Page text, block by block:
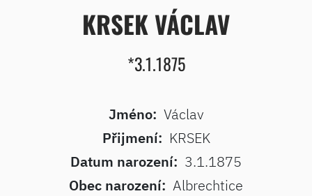
KRSEK VÁCLAV
*3.1.1875
Jméno: Václav
Přijmení: KRSEK
Datum narození: 3.1.1875
Obec narození: Albrechtice